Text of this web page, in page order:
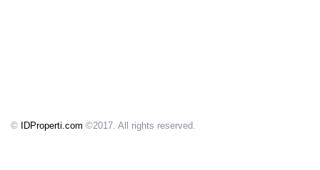
© IDProperti.com ©2017. All rights reserved.